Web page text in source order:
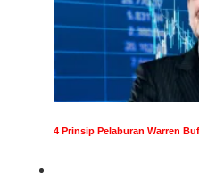
4 Prinsip Pelaburan Warren